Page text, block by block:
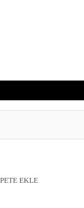
EKLE